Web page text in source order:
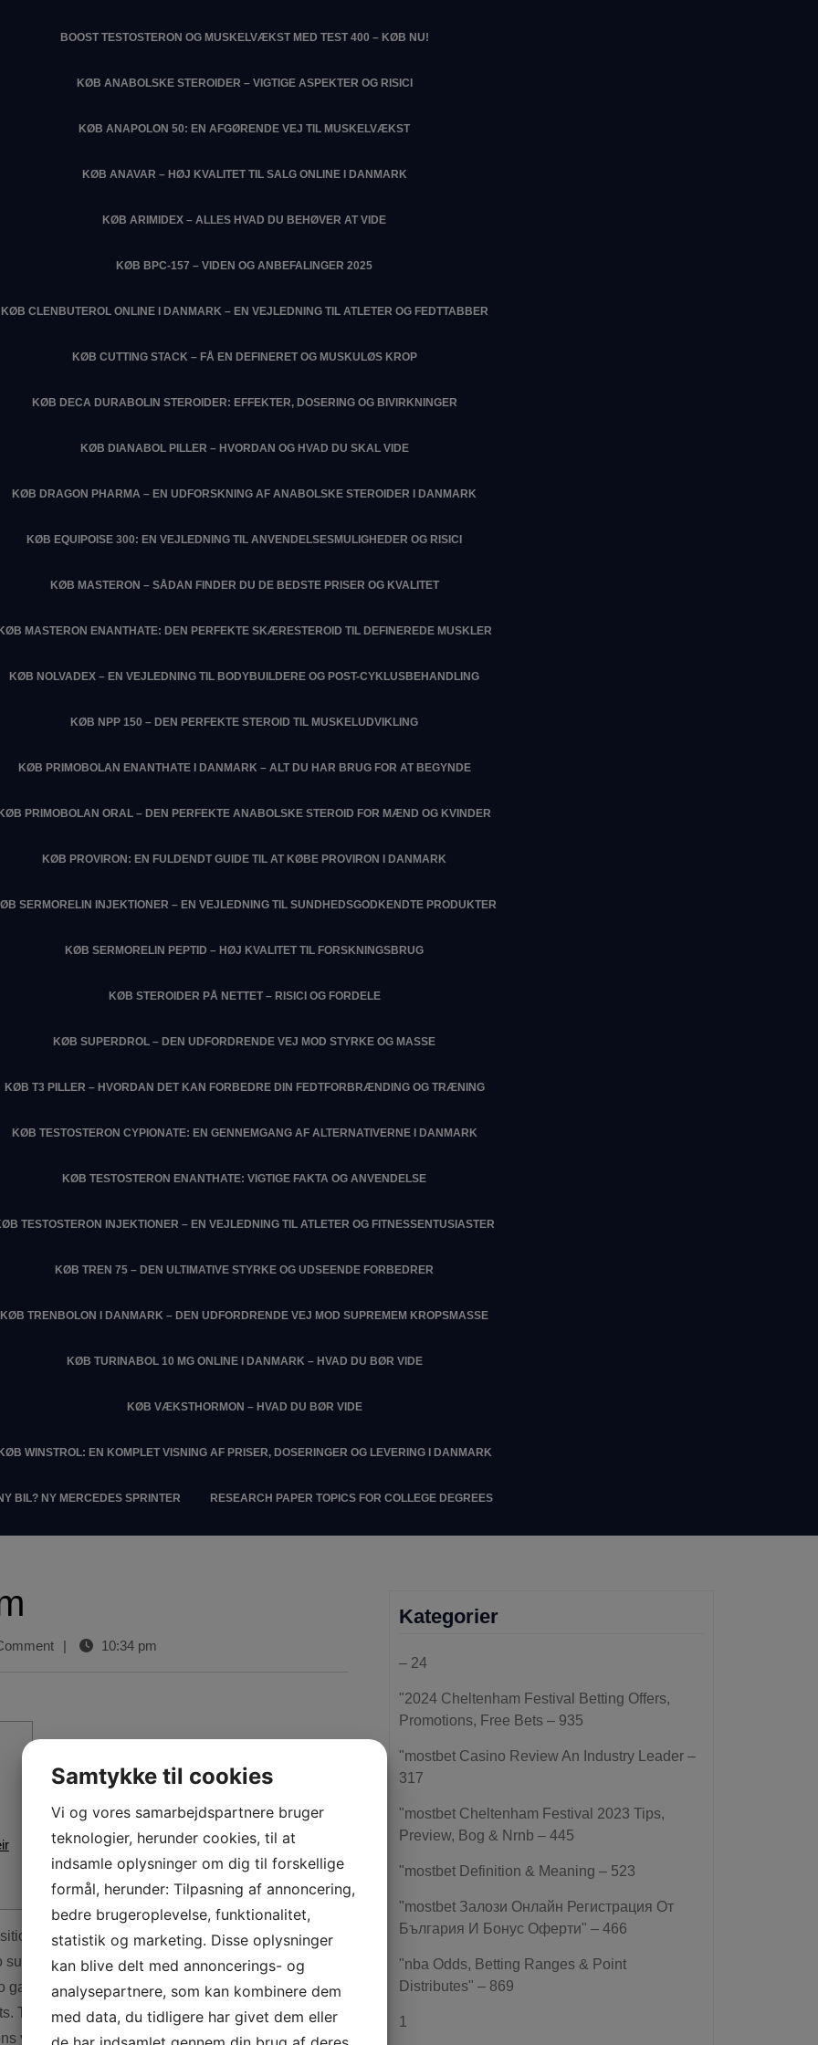
BOOST TESTOSTERON OG MUSKELVÆKST MED TEST 400 – KØB NU!
KØB ANABOLSKE STEROIDER – VIGTIGE ASPEKTER OG RISICI
KØB ANAPOLON 50: EN AFGØRENDE VEJ TIL MUSKELVÆKST
KØB ANAVAR – HØJ KVALITET TIL SALG ONLINE I DANMARK
KØB ARIMIDEX – ALLES HVAD DU BEHØVER AT VIDE
KØB BPC-157 – VIDEN OG ANBEFALINGER 2025
KØB CLENBUTEROL ONLINE I DANMARK – EN VEJLEDNING TIL ATLETER OG FEDTTABBER
KØB CUTTING STACK – FÅ EN DEFINERET OG MUSKULØS KROP
KØB DECA DURABOLIN STEROIDER: EFFEKTER, DOSERING OG BIVIRKNINGER
KØB DIANABOL PILLER – HVORDAN OG HVAD DU SKAL VIDE
KØB DRAGON PHARMA – EN UDFORSKNING AF ANABOLSKE STEROIDER I DANMARK
KØB EQUIPOISE 300: EN VEJLEDNING TIL ANVENDELSESMULIGHEDER OG RISICI
KØB MASTERON – SÅDAN FINDER DU DE BEDSTE PRISER OG KVALITET
MASTERON ENANTHATE: DEN PERFEKTE SKÆRESTEROID TIL DEFINEREDE MUSKLER
KØB NOLVADEX – EN VEJLEDNING TIL BODYBUILDERE OG POST-CYKLUSBEHANDLING
KØB NPP 150 – DEN PERFEKTE STEROID TIL MUSKELUDVIKLING
KØB PRIMOBOLAN ENANTHATE I DANMARK – ALT DU HAR BRUG FOR AT BEGYNDE
PRIMOBOLAN ORAL – DEN PERFEKTE ANABOLSKE STEROID FOR MÆND OG KVINDER
KØB PROVIRON: EN FULDENDT GUIDE TIL AT KØBE PROVIRON I DANMARK
SERMORELIN INJEKTIONER – EN VEJLEDNING TIL SUNDHEDSGODKENDTE PRODUKTER
KØB SERMORELIN PEPTID – HØJ KVALITET TIL FORSKNINGSBRUG
KØB STEROIDER PÅ NETTET – RISICI OG FORDELE
KØB SUPERDROL – DEN UDFORDRENDE VEJ MOD STYRKE OG MASSE
KØB T3 PILLER – HVORDAN DET KAN FORBEDRE DIN FEDTFORBRÆNDING OG TRÆNING
KØB TESTOSTERON CYPIONATE: EN GENNEMGANG AF ALTERNATIVERNE I DANMARK
KØB TESTOSTERON ENANTHATE: VIGTIGE FAKTA OG ANVENDELSE
TESTOSTERON INJEKTIONER – EN VEJLEDNING TIL ATLETER OG FITNESSENTUSIASTER
KØB TREN 75 – DEN ULTIMATIVE STYRKE OG UDSEENDE FORBEDRER
KØB TRENBOLON I DANMARK – DEN UDFORDRENDE VEJ MOD SUPREMEM KROPSMASSE
KØB TURINABOL 10 MG ONLINE I DANMARK – HVAD DU BØR VIDE
KØB VÆKSTHORMON – HVAD DU BØR VIDE
WINSTROL: EN KOMPLET VISNING AF PRISER, DOSERINGER OG LEVERING I DANMARK
BIL? NY MERCEDES SPRINTER RESEARCH PAPER TOPICS FOR COLLEGE DEGREES
| 10:34 pm
in concurrently on the values of these
on the preferred, pay with greater regularity in
To make sure to know what your’re betting to your,
you’ll have make sure for taking a peek on the
Kategorier
– 24
"2024 Cheltenham Festival Betting Offers,
Promotions, Free Bets – 935
"mostbet Casino Review An Industry Leader –
317
"mostbet Cheltenham Festival 2023 Tips,
Preview, Bog & Nrnb – 445
"mostbet Definition & Meaning – 523
"mostbet Залози Онлайн Регистрация От
България И Бонус Оферти" – 466
"nba Odds, Betting Ranges & Point
Distributes" – 869
1
Samtykke til cookies
Vi og vores samarbejdspartnere bruger
teknologier, herunder cookies, til at
indsamle oplysninger om dig til forskellige
formål, herunder: Tilpasning af annoncering,
bedre brugeroplevelse, funktionalitet,
statistik og marketing. Disse oplysninger
kan blive delt med annoncerings- og
analysepartnere, som kan kombinere dem
med data, du tidligere har givet dem eller